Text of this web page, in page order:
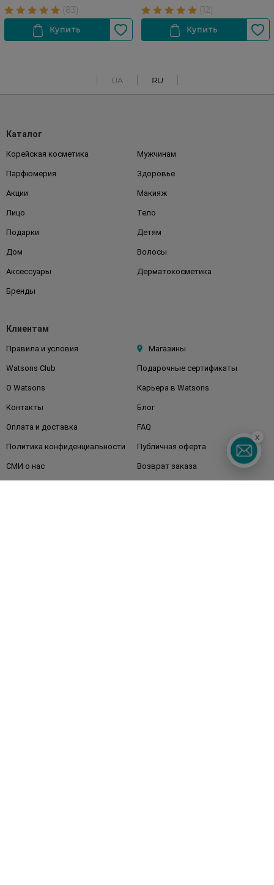
UA RU
Каталог
Корейская косметика Мужчинам
Парфюмерия Здоровье
Акции Макияж
Лицо Тело
Подарки Детям
Дом Волосы
Аксессуары Дерматокосметика
Бренды
Клиентам
Правила и условия Магазины
Watsons Club Подарочные сертификаты
О Watsons Карьера в Watsons
Контакты Блог
Оплата и доставка FAQ
Политика конфиденциальности Публичная оферта
СМИ о нас Возврат заказа
x